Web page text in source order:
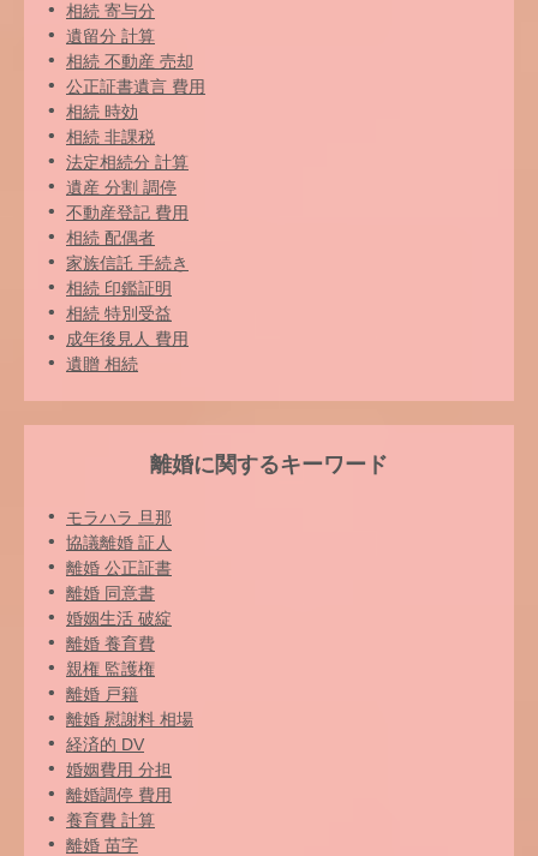
相続 寄与分
遺留分 計算
相続 不動産 売却
公正証書遺言 費用
相続 時効
相続 非課税
法定相続分 計算
遺産 分割 調停
不動産登記 費用
相続 配偶者
家族信託 手続き
相続 印鑑証明
相続 特別受益
成年後見人 費用
遺贈 相続
離婚に関するキーワード
モラハラ 旦那
協議離婚 証人
離婚 公正証書
離婚 同意書
婚姻生活 破綻
離婚 養育費
親権 監護権
離婚 戸籍
離婚 慰謝料 相場
経済的 DV
婚姻費用 分担
離婚調停 費用
養育費 計算
離婚 苗字